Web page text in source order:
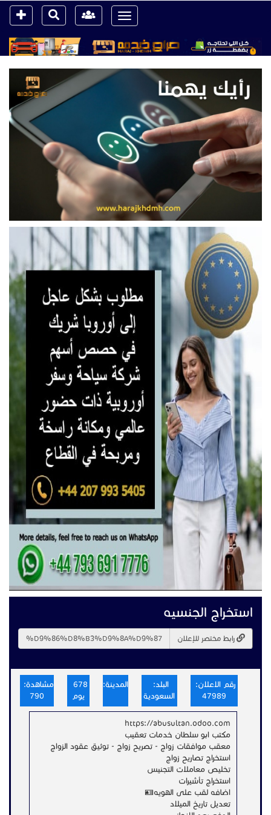
Toggle
navigation
استخراج الجنسيه
رابط مختصر للإعلان
رقم الاعلان:
47989
البلد:
السعودية
المدينة:
يوم
مشاهدة:
790
https://abusultan.odoo.com
مكتب ابو سلطان خدمات تعقيب
معقب موافقات زواج - تصريح زواج - توثيق عقود الزواج
استخراج تصاريح زواج
تخليص معاملات التجنيس
استخراج تأشيرات
اضافه لقب على الهويه🪪
تعديل تاريخ الميلاد